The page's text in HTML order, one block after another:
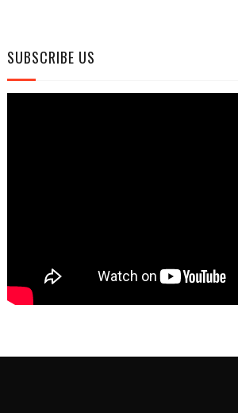
SUBSCRIBE US